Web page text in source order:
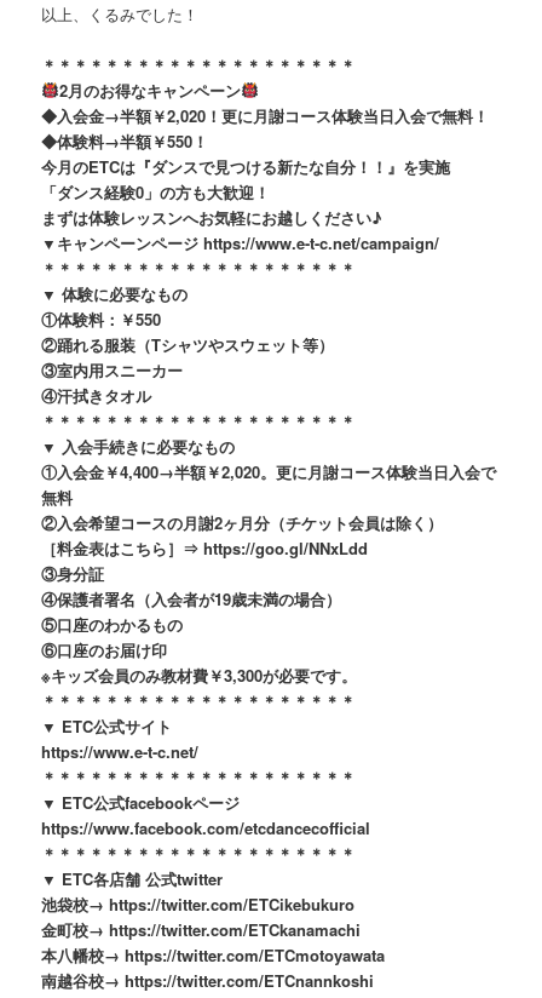
以上、くるみでした！
＊＊＊＊＊＊＊＊＊＊＊＊＊＊＊＊＊＊＊＊
2月のお得なキャンペーン
◆入会金→半額￥2,020！更に月謝コース体験当日入会で無料！
◆体験料→半額￥550！
今月のETCは『ダンスで見つける新たな自分！！』を実施
「ダンス経験0」の方も大歓迎！
まずは体験レッスンへお気軽にお越しください♪
▼キャンペーンページ https://www.e-t-c.net/campaign/
＊＊＊＊＊＊＊＊＊＊＊＊＊＊＊＊＊＊＊＊
▼ 体験に必要なもの
①体験料：￥550
②踊れる服装（Tシャツやスウェット等）
③室内用スニーカー
④汗拭きタオル
＊＊＊＊＊＊＊＊＊＊＊＊＊＊＊＊＊＊＊＊
▼ 入会手続きに必要なもの
①入会金￥4,400→半額￥2,020。更に月謝コース体験当日入会で
無料
②入会希望コースの月謝2ヶ月分（チケット会員は除く）
［料金表はこちら］⇒ https://goo.gl/NNxLdd
③身分証
④保護者署名（入会者が19歳未満の場合）
⑤口座のわかるもの
⑥口座のお届け印
※キッズ会員のみ教材費￥3,300が必要です。
＊＊＊＊＊＊＊＊＊＊＊＊＊＊＊＊＊＊＊＊
▼ ETC公式サイト
https://www.e-t-c.net/
＊＊＊＊＊＊＊＊＊＊＊＊＊＊＊＊＊＊＊＊
▼ ETC公式facebookページ
https://www.facebook.com/etcdancecofficial
＊＊＊＊＊＊＊＊＊＊＊＊＊＊＊＊＊＊＊＊
▼ ETC各店舗 公式twitter
池袋校→ https://twitter.com/ETCikebukuro
金町校→ https://twitter.com/ETCkanamachi
本八幡校→ https://twitter.com/ETCmotoyawata
南越谷校→ https://twitter.com/ETCnannkoshi